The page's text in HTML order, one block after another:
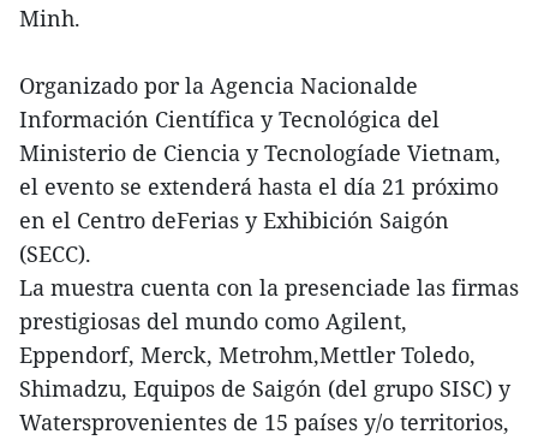
Minh.
Organizado por la Agencia Nacionalde
Información Científica y Tecnológica del
Ministerio de Ciencia y Tecnologíade Vietnam,
el evento se extenderá hasta el día 21 próximo
en el Centro deFerias y Exhibición Saigón
(SECC).
La muestra cuenta con la presenciade las firmas
prestigiosas del mundo como Agilent,
Eppendorf, Merck, Metrohm,Mettler Toledo,
Shimadzu, Equipos de Saigón (del grupo SISC) y
Watersprovenientes de 15 países y/o territorios,